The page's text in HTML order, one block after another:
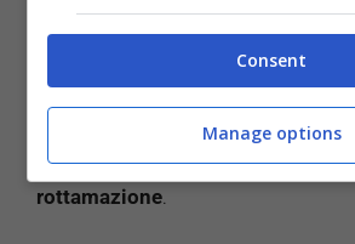
iva esclusa.
con l’incentivo che passa da 2
rottamazione e 4 mila con
euro senza rottamazione e 6 mila
rottamazione.
Consent
Manage options